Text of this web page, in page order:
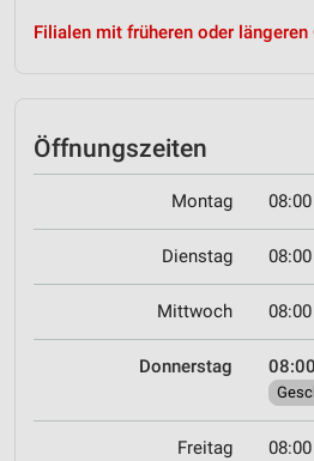
Filialen mit früheren oder
Öffnungszeiten
Montag
Dienstag
Mittwoch
Donnerstag
Freitag